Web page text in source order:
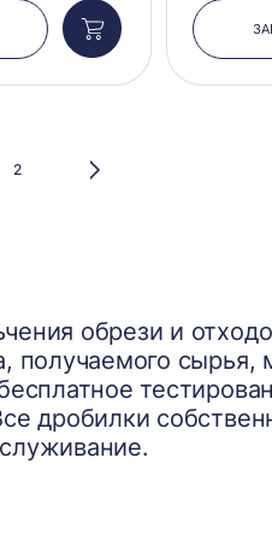
Добавить
в
корзину
2
Следующая
обрези и
получаемого сырья,
дробилки